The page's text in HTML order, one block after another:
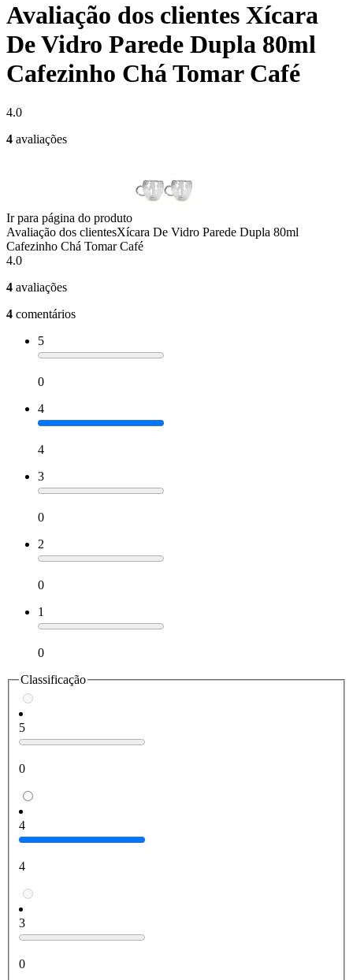
Avaliação dos clientes Xícara
De Vidro Parede Dupla 80ml
Cafezinho Chá Tomar Café
4.0
4 avaliações
Ir para página do produto
Avaliação dos clientesXícara De Vidro Parede Dupla 80ml
Cafezinho Chá Tomar Café
4.0
4 avaliações
4 comentários
5
0
4
4
3
0
2
0
1
0
Classificação
5
0
4
4
3
0